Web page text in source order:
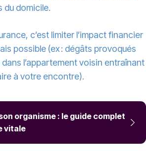
du domicile.
c’est limiter l’impact financier
possible (ex : dégâts provoqués
l’appartement voisin entraînant
à votre encontre).
organisme : le guide complet
vitale